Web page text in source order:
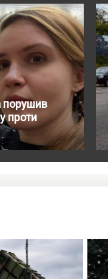
порушив
проти